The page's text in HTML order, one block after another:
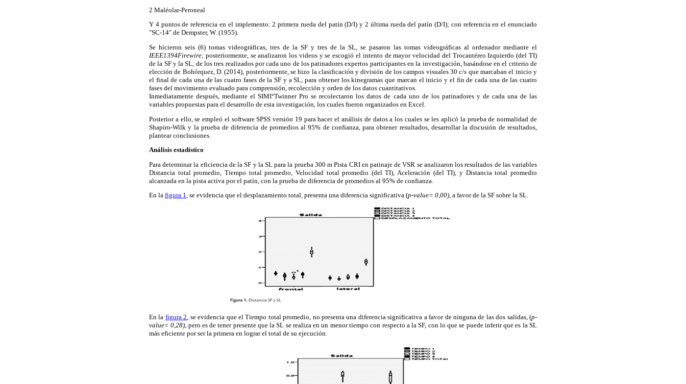
2 Maléolar-Peroneal
Y 4 puntos de referencia en el implemento: 2 primera rueda del patín (D/I) y 2 última rueda del patín (D/I); con referencia en el enunciado
"SC-14" de Dempster, W. (1955).
Se hicieron seis (6) tomas videográficas, tres de la SF y tres de la SL, se pasaron las tomas videográficas al ordenador mediante el
IEEE1394Firewire; posteriormente, se analizaron los videos y se escogió el intento de mayor velocidad del Trocantéreo Izquierdo (del TI)
de la SF y la SL, de los tres realizados por cada uno de los patinadores expertos participantes en la investigación, basándose en el criterio de
elección de Bohórquez, D. (2014), posteriormente, se hizo la clasificación y división de los campos visuales 30 c/s que marcaban el inicio y
el final de cada una de las cuatro fases de la SF y a SL, para obtener los kinegramas que marcan el inicio y el fin de cada una de las cuatro
fases del movimiento evaluado para comprensión, recolección y orden de los datos cuantitativos.
Inmediatamente después, mediante el SIMI°Twinner Pro se recolectaron los datos de cada uno de los patinadores y de cada una de las
variables propuestas para el desarrollo de esta investigación, los cuales fueron organizados en Excel.
Posterior a ello, se empleó el software SPSS versión 19 para hacer el análisis de datos a los cuales se les aplicó la prueba de normalidad de
Shapiro-Wilk y la prueba de diferencia de promedios al 95% de confianza, para obtener resultados, desarrollar la discusión de resultados,
plantear conclusiones.
Análisis estadístico
Para determinar la eficiencia de la SF y la SL para la prueba 300 m Pista CRI en patinaje de VSR se analizaron los resultados de las variables
Distancia total promedio, Tiempo total promedio, Velocidad total promedio (del TI), Aceleración (del TI), y Distancia total promedio
alcanzada en la pista activa por el patín, con la prueba de diferencia de promedios al 95% de confianza.
En la figura 1, se evidencia que el desplazamiento total, presenta una diferencia significativa (p-value= 0,00), a favor de la SF sobre la SL.
En la figura 2 , se evidencia que el Tiempo total promedio, no presenta una diferencia significativa a favor de ninguna de las dos salidas, (p-
value= 0,28) , pero es de tener presente que la SL se realiza en un menor tiempo con respecto a la SF, con lo que se puede inferir que es la SL
más eficiente por ser la primera en lograr el total de su ejecución.